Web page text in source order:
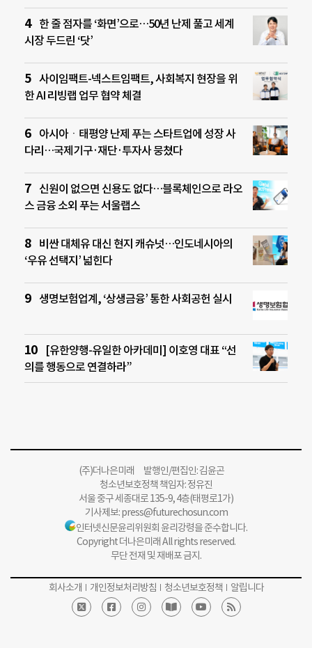
한 줄 점자를 ‘화면’으로…50년 난제 풀고 세계
시장 두드린 ‘닷’
사이임팩트-넥스트임팩트, 사회복지 현장을 위
한 AI 리빙랩 업무 협약 체결
아시아ㆍ태평양 난제 푸는 스타트업에 성장 사
다리…국제기구·재단·투자사 뭉쳤다
신원이 없으면 신용도 없다…블록체인으로 라오
스 금융 소외 푸는 서울랩스
비싼 대체유 대신 현지 캐슈넛…인도네시아의
‘우유 선택지’ 넓힌다
생명보험업계, ‘상생금융’ 통한 사회공헌 실시
[유한양행-유일한 아카데미] 이호영 대표 “선
의를 행동으로 연결하라”
(주)더나은미래 발행인/편집인: 김윤곤
청소년보호정책 책임자: 정유진
서울 중구 세종대로 135-9, 4층(태평로1가)
기사제보:press@futurechosun.com
인터넷신문윤리위원회 윤리강령을 준수합니다.
Copyright 더나은미래 All rights reserved.
무단 전재 및 재배포 금지.
회사소개 개인정보처리방침 청소년보호정책 알립니다